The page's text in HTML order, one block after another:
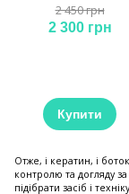
2 450 грн
2 300 грн
Купити
Отже, і кератин, і
контролю та догляду
підібрати засіб і